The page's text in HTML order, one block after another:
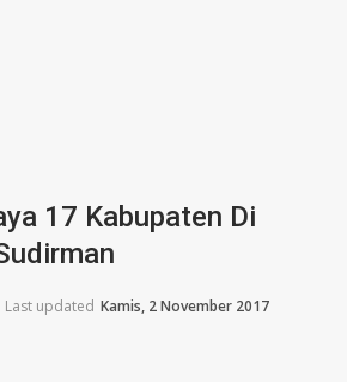
17 Kabupaten Di
Last updated Kamis, 2 November 2017